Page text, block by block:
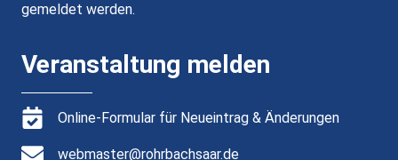
gemeldet werden.
Veranstaltung melden
Online-Formular für Neueintrag & Änderungen
webmaster@rohrbachsaar.de